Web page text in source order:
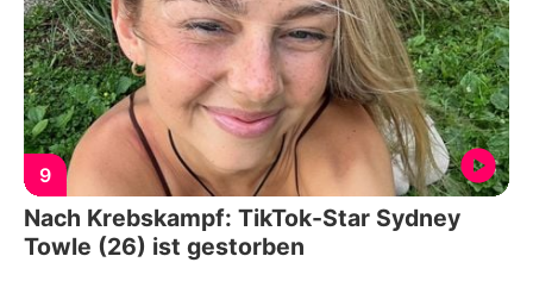
9
Nach Krebskampf: TikTok-Star Sydney
Towle (26) ist gestorben